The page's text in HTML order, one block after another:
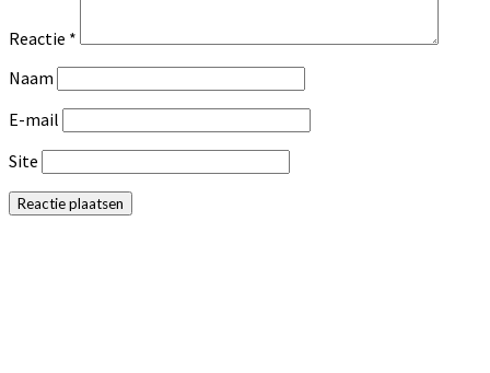
Reactie *
Naam
E-mail
Site